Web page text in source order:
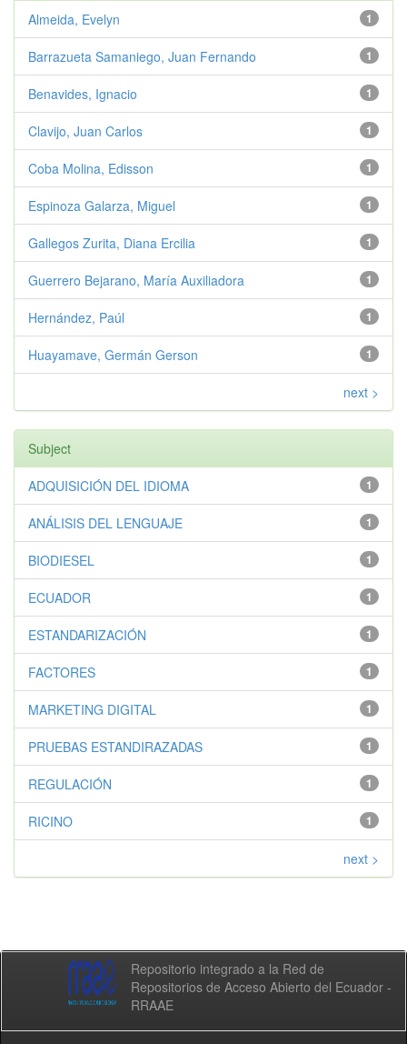
1
Almeida, Evelyn
1
Barrazueta Samaniego, Juan Fernando
1
Benavides, Ignacio
1
Clavijo, Juan Carlos
1
Coba Molina, Edisson
1
Espinoza Galarza, Miguel
1
Gallegos Zurita, Diana Ercilia
1
Guerrero Bejarano, María Auxiliadora
1
Hernández, Paúl
1
Huayamave, Germán Gerson
next >
Subject
1
ADQUISICIÓN DEL IDIOMA
1
ANÁLISIS DEL LENGUAJE
1
BIODIESEL
1
ECUADOR
1
ESTANDARIZACIÓN
1
FACTORES
1
MARKETING DIGITAL
1
PRUEBAS ESTANDIRAZADAS
1
REGULACIÓN
1
RICINO
next >
Repositorio integrado a la Red de
Repositorios de Acceso Abierto del Ecuador -
RRAAE